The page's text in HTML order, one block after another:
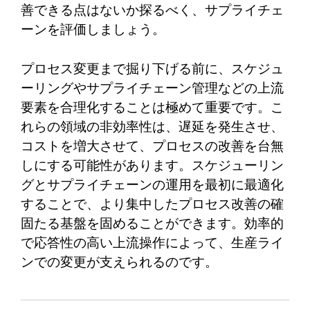
善できる点はないか探るべく、サプライチェ
ーンを評価しましょう。
プロセス変更まで掘り下げる前に、スケジュ
ーリングやサプライチェーン管理などの上流
要素を合理化することは極めて重要です。こ
れらの領域の非効率性は、遅延を発生させ、
コストを増大させて、プロセスの改善を台無
しにする可能性があります。スケジューリン
グとサプライチェーンの運用を最初に最適化
することで、より集中したプロセス改善の確
固たる基盤を固めることができます。効率的
で応答性の高い上流操作によって、生産ライ
ンでの変更が支えられるのです。